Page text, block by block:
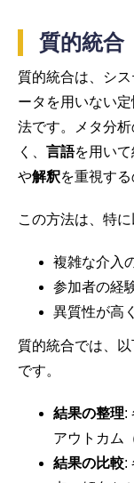
質的統合
質的統合は、シ
ータを用いない
法です。メタ分
く、 言語を用い
や解釈を重視する
この方法は、特
複雑な介入
参加者の経
異質性が高
質的統合では、
です。
結果の整理:
アウトカム
結果の比較: